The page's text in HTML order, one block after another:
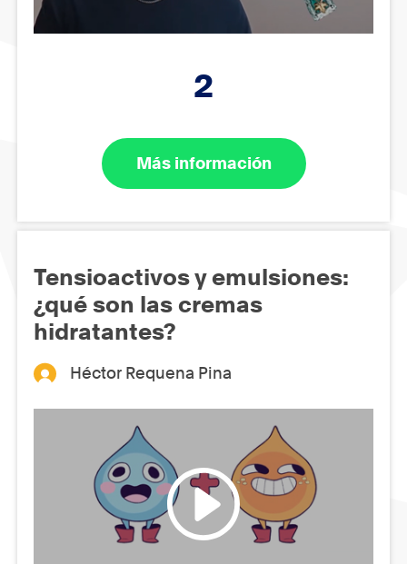
2
Más información
Tensioactivos y emulsiones:
¿qué son las cremas
hidratantes?
Héctor Requena Pina